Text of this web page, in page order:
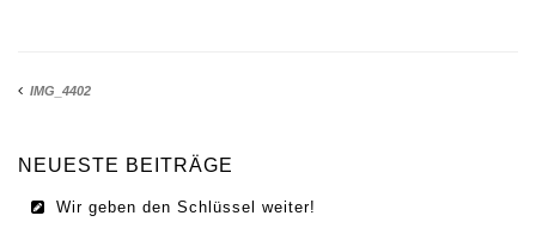
IMG_4402
NEUESTE BEITRÄGE
Wir geben den Schlüssel weiter!